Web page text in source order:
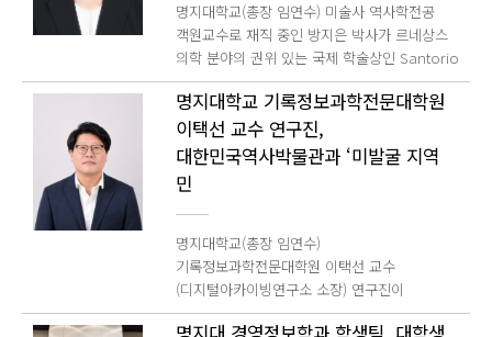
LSTM 딥러닝 모델을 통합하여 모스 부호
인식에서 95.64%의 높은 분류 정확도를
달성함으로써 신뢰할 수 있는 지능형 감지
기능을 보여주었다. 연구 책임자인 박용태
교수는 이번 연구는 하이드로겔 기반 마찰대전
소재에서 이온 전도성, 기계적 유연성, 광학적
투명성을 동시에 확보할 수 있는 효과적인 설계
전략을 제시했다 며 딥러닝 기술과의 결합을
기대한다"고 밝혔다. 이번 연구의 제1저자인 Le
박사는 2025년 명지대학교 기계공학과에서
박사학위를 취득했으며, 현재 뉴질랜드
오클랜드대학교 화학과(School of Chemical
연구팀이 담당하는 세부 공동연구과제명은
「모듈형 휴머노이드를 위한 신체 토폴로지
인식 및 실시간 제어 재구성 아키텍처 개발」
이다. 연구팀은 모듈형 휴머노이드의 신체 구조
변화에 유연하게 대응할 수 있도록 △신체
토폴로지(Topology) 인식 기술 △실시간
임베디드 소프트웨어 구조 △실시간 비실시간
(RT/NRT) 통합 실행 프레임워크 △제어 재구성
변화에 맞춰 장치 인식과 제어 구조, 실행
환경을 실시간으로 자동 재구성하는 소프트웨어
기반 기술을 구현하는 데 있다. 이를 통해
다양한 형태의 모듈형 로봇과 휴머노이드
학부생 포스터 경진대회에서 최우수상을
수상했다. 이번 연구는 자율주행차, 지능형
보안카메라, 드론 등 물리적 AI 시스템에
활용되는 광학 카메라와 LiDAR 센서가 빗물,
안개, 먼지 등으로 오염돼 인식 성능이 떨어지는
문제를 해결하기 위해 진행됐다. 연구팀은 기존
수동 세정 기술(소수성 코팅 등)의 내구성
한계를 보완하기 위해 표면탄성파(Surface
위에 비대칭 전극을 형성해 한 방향으로
움직이는 표면탄성파를 발생시키고, 이
진동으로 물방울 내부 유동을 일으켜 오염물을
효과적으로 제거하는 원리다. 특히 연구팀은
명지대학교(총장 임연수) 미술사 역사학전공
객원교수로 재직 중인 방지은 박사가 르네상스
의학 분야의 권위 있는 국제 학술상인 Santorio
Award 에서 Honorable Mention 수상자로
선정됐다. 이 상은 이탈리아 피사의 르네상스
의학 및 몸 연구센터(CSMBR) 가 2년마다 전
세계 신진 연구자의 우수 박사학위논문을
심사해 수여한다. 매회 단 5명만 선정하며, 역대
수상자가 케임브리지대, 스탠퍼드대, 예일대 등
서구권 명문대 출신이었던 점을 감안하면, 국내
대학에서 학위를 마친 연구자의 이번 수상은
매우 이례적이며 고무적인 성과로 평가받는다.
방 박사는 올해 2월 「16세기 서유럽 해부학의
발전과 해부학에 대한 사회적 인식의 변화:
명지대학교 기록정보과학전문대학원
이택선 교수 연구진,
대한민국역사박물관과 ‘미발굴 지역
민
명지대학교(총장 임연수)
기록정보과학전문대학원 이택선 교수
(디지털아카이빙연구소 소장) 연구진이
대한민국역사박물관(관장 한수)과 공동으로